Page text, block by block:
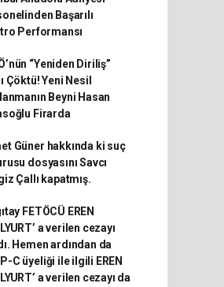
Başarılı
Performansı
“Yeniden Diriliş”
Çöktü! Yeni Nesil
Beyni Hasan
Firarda
Güner hakkında ki suç
dosyasını Savcı
Çallı kapatmış.
FETÖCÜ EREN
a verilen cezayı
Hemen ardından da
C üyeliği ile ilgili EREN
a verilen cezayı da